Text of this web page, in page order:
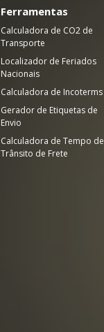
Ferramentas
Calculadora de CO2 de
Transporte
Localizador de Feriados
Nacionais
Calculadora de Incoterms
Gerador de Etiquetas de
Envio
Calculadora de Tempo de
Trânsito de Frete